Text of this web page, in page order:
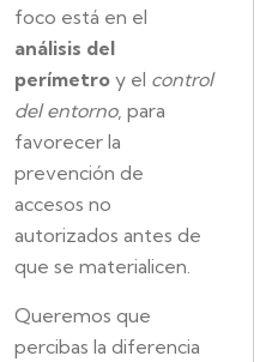
foco está en el
análisis del
perímetro y el control
del entorno, para
favorecer la
prevención de
accesos no
autorizados antes de
que se materialicen.
Queremos que
percibas la diferencia